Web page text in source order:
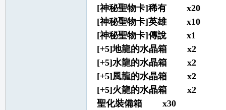
[神秘聖物卡]稀有 x20
[神秘聖物卡]英雄 x10
[神秘聖物卡]傳說 x1
[+5]地龍的水晶箱 x2
[+5]水龍的水晶箱 x2
[+5]風龍的水晶箱 x2
[+5]火龍的水晶箱 x2
聖化裝備箱 x30